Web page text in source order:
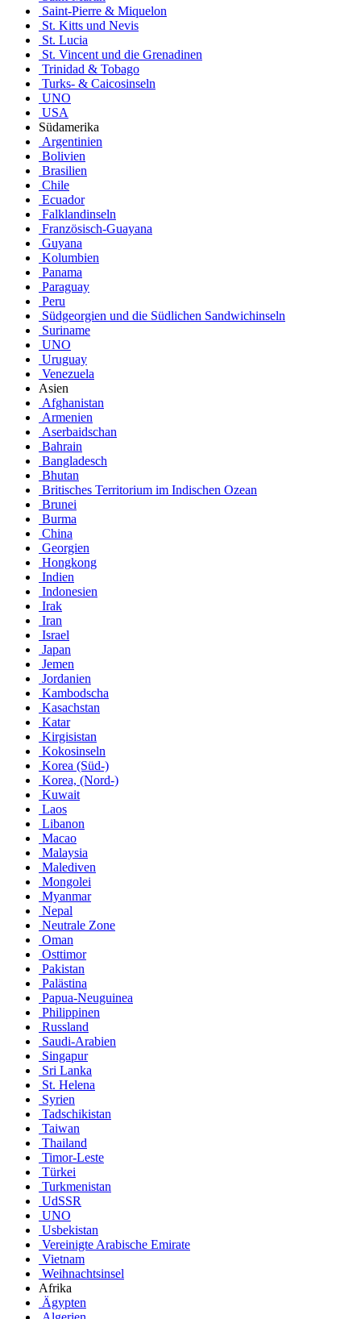
Saint-Pierre & Miquelon
St. Kitts und Nevis
St. Lucia
St. Vincent und die Grenadinen
Trinidad & Tobago
Turks- & Caicosinseln
UNO
USA
Südamerika
Argentinien
Bolivien
Brasilien
Chile
Ecuador
Falklandinseln
Französisch-Guayana
Guyana
Kolumbien
Panama
Paraguay
Peru
Südgeorgien und die Südlichen Sandwichinseln
Suriname
UNO
Uruguay
Venezuela
Asien
Afghanistan
Armenien
Aserbaidschan
Bahrain
Bangladesch
Bhutan
Britisches Territorium im Indischen Ozean
Brunei
Burma
China
Georgien
Hongkong
Indien
Indonesien
Irak
Iran
Israel
Japan
Jemen
Jordanien
Kambodscha
Kasachstan
Katar
Kirgisistan
Kokosinseln
Korea (Süd-)
Korea, (Nord-)
Kuwait
Laos
Libanon
Macao
Malaysia
Malediven
Mongolei
Myanmar
Nepal
Neutrale Zone
Oman
Osttimor
Pakistan
Palästina
Papua-Neuguinea
Philippinen
Russland
Saudi-Arabien
Singapur
Sri Lanka
St. Helena
Syrien
Tadschikistan
Taiwan
Thailand
Timor-Leste
Türkei
Turkmenistan
UdSSR
UNO
Usbekistan
Vereinigte Arabische Emirate
Vietnam
Weihnachtsinsel
Afrika
Ägypten